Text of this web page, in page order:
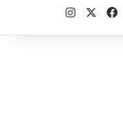
فيسبوكانستقرام